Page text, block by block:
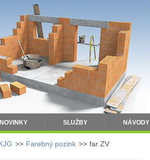
NOVINKY SLUŽBY NÁVODY
>> Farebný pozink >> far ZV